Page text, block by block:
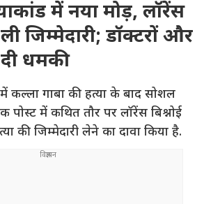
में नया मोड़, लॉरेंस
जिम्मेदारी; डॉक्टरों और
दी धमकी
में कल्ला गाबा की हत्या के बाद सोशल
पोस्ट में कथित तौर पर लॉरेंस बिश्नोई
की जिम्मेदारी लेने का दावा किया है.